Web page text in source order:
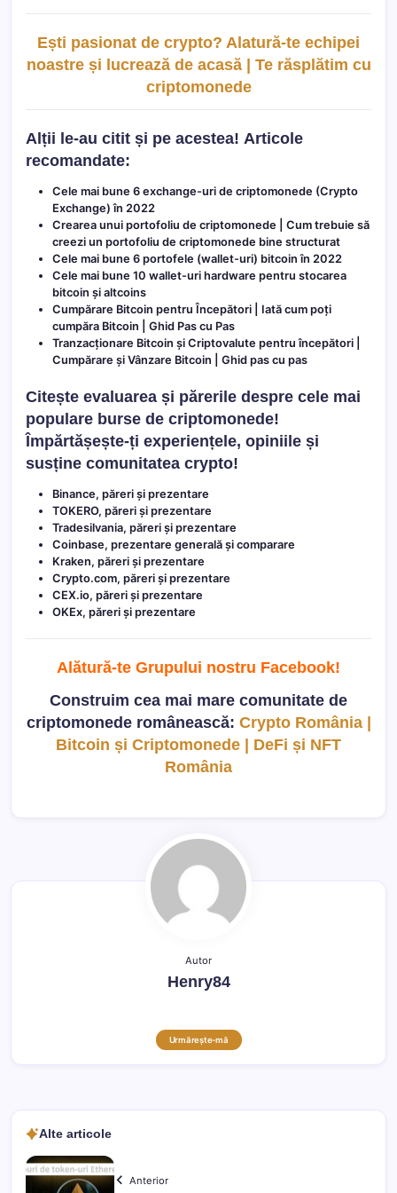
Ești pasionat de crypto? Alatură-te echipei
noastre și lucrează de acasă | Te răsplătim cu
criptomonede
Alții le-au citit și pe acestea! Articole
recomandate:
Cele mai bune 6 exchange-uri de criptomonede (Crypto
Exchange) în 2022
Crearea unui portofoliu de criptomonede | Cum trebuie să
creezi un portofoliu de criptomonede bine structurat
Cele mai bune 6 portofele (wallet-uri) bitcoin în 2022
Cele mai bune 10 wallet-uri hardware pentru stocarea
bitcoin și altcoins
Cumpărare Bitcoin pentru Începători | Iată cum poți
cumpăra Bitcoin | Ghid Pas cu Pas
Tranzacționare Bitcoin și Criptovalute pentru începători |
Cumpărare și Vânzare Bitcoin | Ghid pas cu pas
Citește evaluarea și părerile despre cele mai
populare burse de criptomonede!
Împărtășește-ți experiențele, opiniile și
susține comunitatea crypto!
Binance, păreri și prezentare
TOKERO, păreri și prezentare
Tradesilvania, păreri și prezentare
Coinbase, prezentare generală și comparare
Kraken, păreri și prezentare
Crypto.com, păreri și prezentare
CEX.io, păreri și prezentare
OKEx, păreri și prezentare
Alătură-te Grupului nostru Facebook!
Construim cea mai mare comunitate de
criptomonede românească: Crypto România |
Bitcoin și Criptomonede | DeFi și NFT
România
Autor
Henry84
Urmărește-mă
Alte articole
Anterior